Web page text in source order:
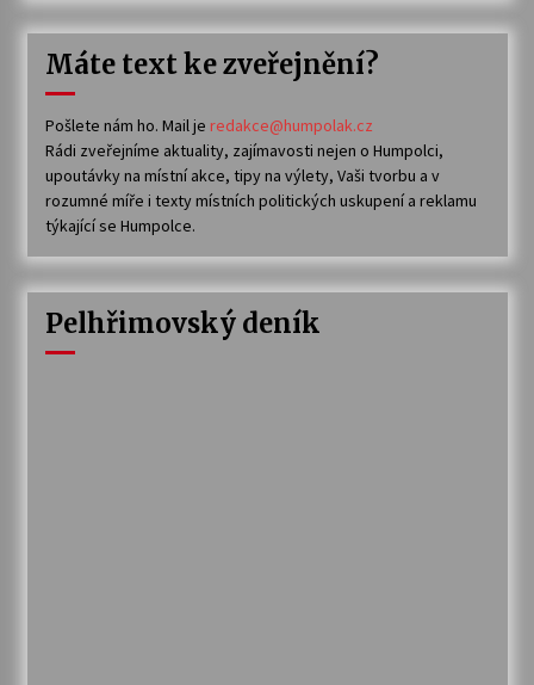
Máte text ke zveřejnění?
Pošlete nám ho. Mail je redakce@humpolak.cz
Rádi zveřejníme aktuality, zajímavosti nejen o Humpolci,
upoutávky na místní akce, tipy na výlety, Vaši tvorbu a v
rozumné míře i texty místních politických uskupení a reklamu
týkající se Humpolce.
Pelhřimovský deník